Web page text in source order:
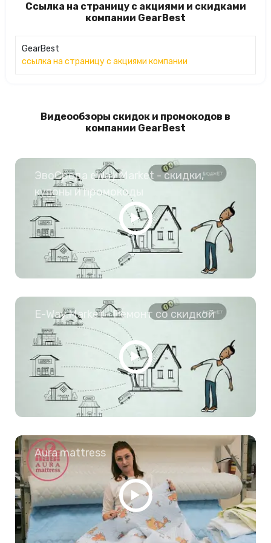
Ссылка на страницу с акциями и скидками
компании GearBest
GearBest
ссылка на страницу с акциями компании
Видеообзоры скидок и промокодов в
компании GearBest
ЭвоСреда eWay Market - скидки,
купоны и промокоды
E-Way.Market - Ремонт со скидкой
Aura mattress